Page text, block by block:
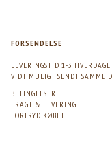
FORSENDELSE
LEVERINGSTID 1-3
VIDT MULIGT SENDT SAMME
BETINGELSER
FRAGT & LEVERING
FORTRYD KØBET